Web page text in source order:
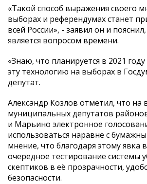
«Такой способ выражения своего
выборах и референдумах станет
всей России», - заявил он и
является вопросом времени.
«Знаю, что планируется в 2021
эту технологию на выборах в
депутат.
Александр Козлов отметил, что на
муниципальных депутатов
и Марьино электронное
использоваться наравне с
мнение, что благодаря этому явка
очередное тестирование системы
скептиков в её прозрачности,
безопасности.